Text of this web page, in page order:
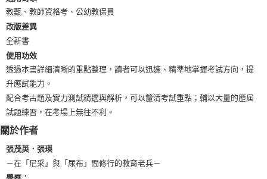
教甄、教師資格考、公幼教保員
改版差異
全新書
使用功效
透過本書詳細清晰的重點整理，讀者可以迅速、精準地掌握考試方向，提
升應試能力。
配合考古題及實力測試精選與解析，可以釐清考試重點；輔以大量的歷屆
試題練習，在考場上無往不利。
關於作者
張茂英．張瑛
－在「尼采」與「尿布」間修行的教育老兵－